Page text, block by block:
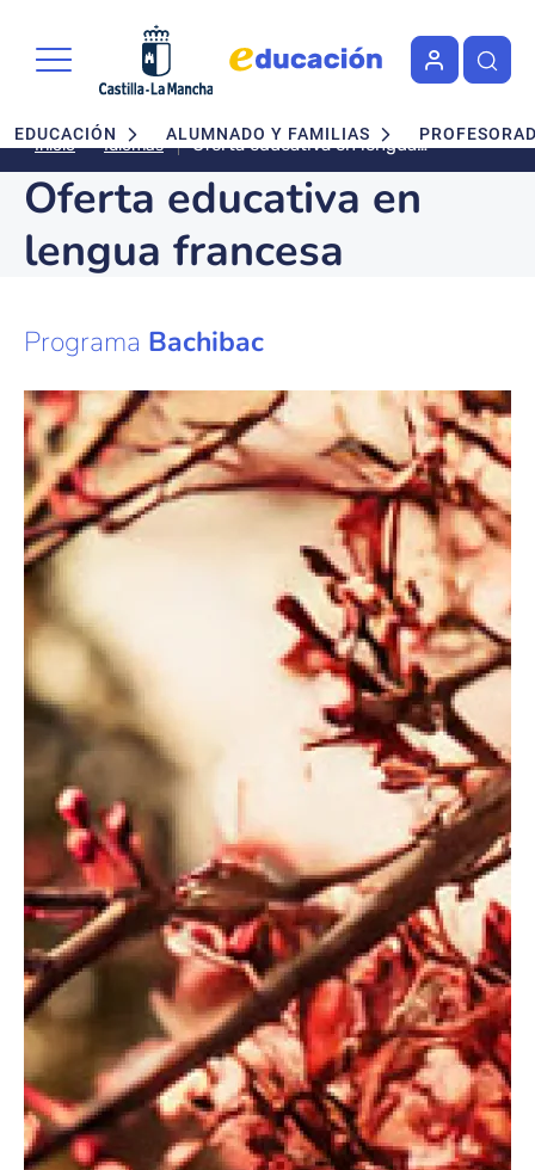
Navegación principal
EDUCACIÓN ALUMNADO Y FAMILIAS
Inicio Idiomas
Oferta educativa en lengua
francesa
Oferta educativa en
lengua francesa
Programa Bachibac